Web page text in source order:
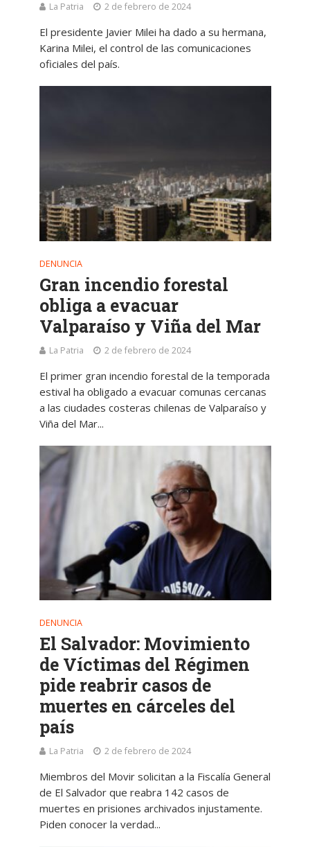
La Patria 2 de febrero de 2024
El presidente Javier Milei ha dado a su hermana,
Karina Milei, el control de las comunicaciones
oficiales del país.
DENUNCIA
Gran incendio forestal
obliga a evacuar
Valparaíso y Viña del Mar
La Patria 2 de febrero de 2024
El primer gran incendio forestal de la temporada
estival ha obligado a evacuar comunas cercanas
a las ciudades costeras chilenas de Valparaíso y
Viña del Mar...
DENUNCIA
El Salvador: Movimiento
de Víctimas del Régimen
pide reabrir casos de
muertes en cárceles del
país
La Patria 2 de febrero de 2024
Miembros del Movir solicitan a la Fiscalía General
de El Salvador que reabra 142 casos de
muertes en prisiones archivados injustamente.
Piden conocer la verdad...